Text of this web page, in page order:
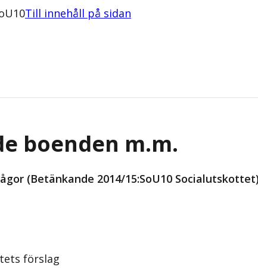
Till innehåll på sidan
boenden m.m.
(Betänkande 2014/15:SoU10 Socialutskottet)
förslag